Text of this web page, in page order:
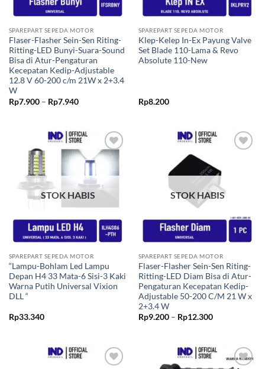
SPAREPART SEPEDA MOTOR
Flaser-Flasher Sein-Sen Riting-
Ritting-LED Bunyi-Suara-Sound
Bisa di Atur-Pengaturan
Kecepatan Kedip-Adjustable
12.8 V 60-200 c/m 21W x 2+3.4
W
Rp7.900 – Rp7.940Rentang
Rp7.940
SPAREPART SEPEDA MOTOR
Klep-Kelep In-Ex Payung Valve
Set Blade 110-Lama & Revo
Absolute 110-New
Rp8.200
Tambahkan
ke Wishlist
STOK HABIS
SPAREPART SEPEDA MOTOR
“Lampu-Bohlam Led Lampu
Depan H4 33 Mata-6 Sisi-3 Kaki
Warna Putih Universal Vixion
DLL “
Rp33.340
ke Wishlist
STOK HABIS
SPAREPART SEPEDA MOTOR
Flaser-Flasher Sein-Sen Riting-
Ritting-LED Diam Bisa di Atur-
Pengaturan Kecepatan Kedip-
Adjustable 50-200 C/M 21 W x
2+3.4 W
Rp9.200 – Rp12.300Rentang
Rp12.300